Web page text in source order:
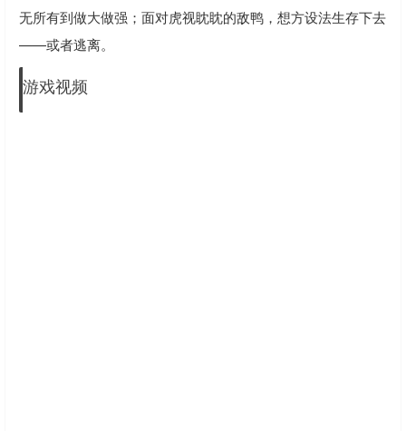
无所有到做大做强；面对虎视眈眈的敌鸭，想方设法生存下去
——或者逃离。
游戏视频